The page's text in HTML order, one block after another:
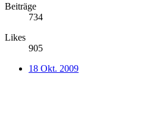
Beiträge
734
Likes
905
18 Okt. 2009